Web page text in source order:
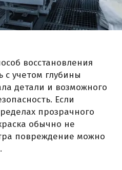
восстановления
с учетом глубины
детали и возможного
Если
прозрачного
обычно не
повреждение можно